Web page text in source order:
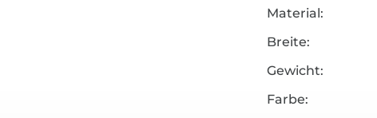
Material:
Breite:
Gewicht:
Farbe: